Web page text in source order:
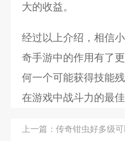
大的收益。
经过以上介绍，相信
奇手游中的作用有了
何一个可能获得技能
在游戏中战斗力的最佳
上一篇： 传奇钳虫好多级